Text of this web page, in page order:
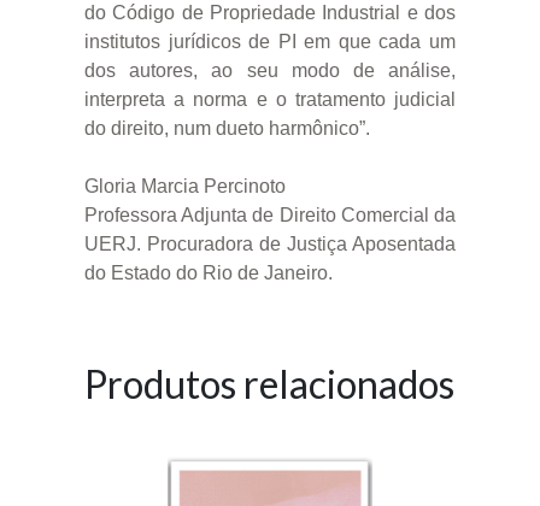
do Código de Propriedade Industrial e dos
institutos jurídicos de PI em que cada um
dos autores, ao seu modo de análise,
interpreta a norma e o tratamento judicial
do direito, num dueto harmônico”.
Gloria Marcia Percinoto
Professora Adjunta de Direito Comercial da
UERJ. Procuradora de Justiça Aposentada
do Estado do Rio de Janeiro.
Produtos relacionados